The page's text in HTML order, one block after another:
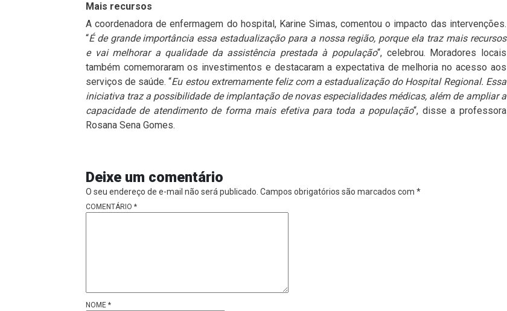
Mais recursos
A coordenadora de enfermagem do hospital, Karine Simas, comentou o impacto das intervenções.
“É de grande importância essa estadualização para a nossa região, porque ela traz mais recursos
e vai melhorar a qualidade da assistência prestada à população“, celebrou. Moradores locais
também comemoraram os investimentos e destacaram a expectativa de melhoria no acesso aos
serviços de saúde. “Eu estou extremamente feliz com a estadualização do Hospital Regional. Essa
iniciativa traz a possibilidade de implantação de novas especialidades médicas, além de ampliar a
capacidade de atendimento de forma mais efetiva para toda a população“, disse a professora
Rosana Sena Gomes.
Deixe um comentário
O seu endereço de e-mail não será publicado. Campos obrigatórios são marcados com *
COMENTÁRIO *
NOME *